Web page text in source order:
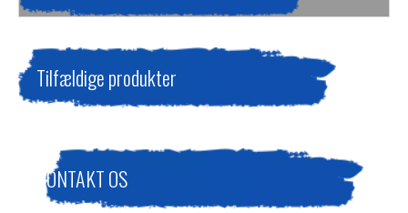
Tilfældige produkter
KONTAKT OS